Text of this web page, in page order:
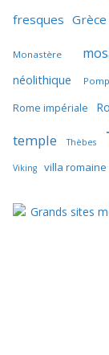
fresques Grèce
Monastère
néolithique
Rome impériale
temple Thèbes
Viking villa romaine